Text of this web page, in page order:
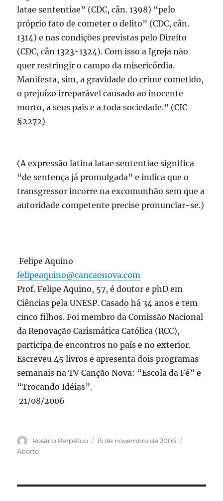
latae sententiae” (CDC, cân. 1398) “pelo
próprio fato de cometer o delito” (CDC, cân.
1314) e nas condições previstas pelo Direito
(CDC, cân 1323-1324). Com isso a Igreja não
quer restringir o campo da misericórdia.
Manifesta, sim, a gravidade do crime cometido,
o prejuízo irreparável causado ao inocente
morto, a seus pais e a toda sociedade.” (CIC
§2272)
(A expressão latina latae sententiae significa
“de sentença já promulgada” e indica que o
transgressor incorre na excomunhão sem que a
autoridade competente precise pronunciar-se.)
Felipe Aquino
felipeaquino@cancaonova.com
Prof. Felipe Aquino, 57, é doutor e phD em
Ciências pela UNESP. Casado há 34 anos e tem
cinco filhos. Foi membro da Comissão Nacional
da Renovação Carismática Católica (RCC),
participa de encontros no país e no exterior.
Escreveu 45 livros e apresenta dois programas
semanais na TV Canção Nova: “Escola da Fé” e
“Trocando Idéias”.
21/08/2006
Autor
Rosário Perpétuo
Publicado
15 de novembro de 2006
Aborto